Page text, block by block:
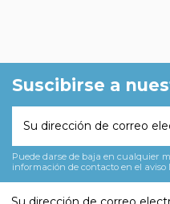
Suscibirse a
Puede darse de baja en cualquier
información de contacto en el aviso